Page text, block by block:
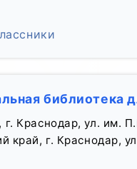
библиотека
Краснодар, ул. им.
край, г. Краснодар,